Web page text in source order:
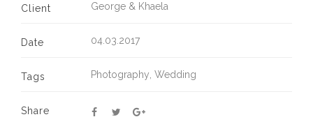
Client George & Khaela
Date 04.03.2017
Tags Photography Wedding
Share